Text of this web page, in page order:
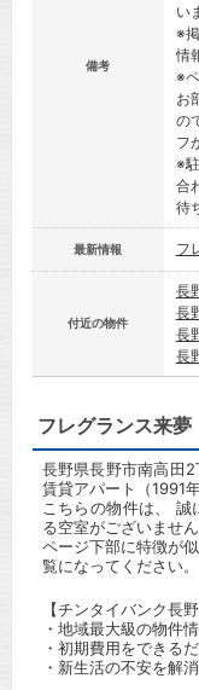
備考
い
※
情
※
お
の
フ
※
合
待
最新情報 フ
付近の物件
長
長
長
長
フレグランス来夢
長野県長野市南高田
賃貸アパート（1991
こちらの物件は、
る空室がございません
ページ下部に特徴が
覧になってください。
【チンタイバンク長
・地域最大級の物件
・初期費用をできる
・新生活の不安を解